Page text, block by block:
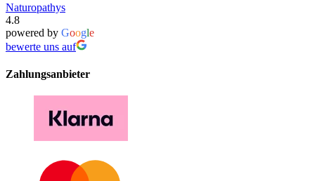
Naturopathys
4.8
powered by Google
bewerte uns auf
Zahlungsanbieter